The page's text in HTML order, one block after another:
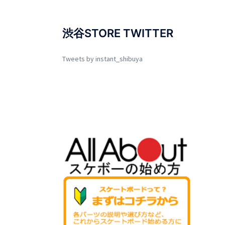
渋谷STORE TWITTER
Tweets by instant_shibuya